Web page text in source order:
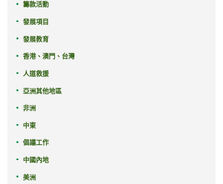
籌款活動
發展項目
發展教育
香港、澳門、台灣
人道救援
亞洲其他地區
非洲
中東
倡議工作
中國內地
美洲